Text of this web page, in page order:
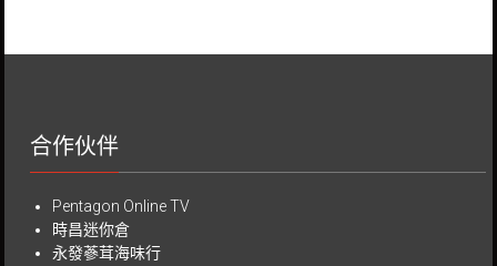
合作伙伴
Pentagon Online TV
時昌迷你倉
永發蔘茸海味行